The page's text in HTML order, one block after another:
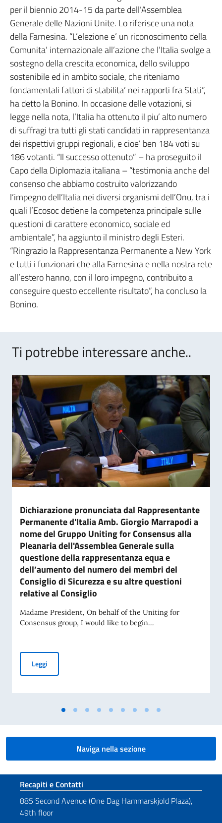
per il biennio 2014-15 da parte dell’Assemblea
Generale delle Nazioni Unite. Lo riferisce una nota
della Farnesina. “L’elezione e’ un riconoscimento della
Comunita’ internazionale all’azione che l’Italia svolge a
sostegno della crescita economica, dello sviluppo
sostenibile ed in ambito sociale, che riteniamo
fondamentali fattori di stabilita’ nei rapporti fra Stati”,
ha detto la Bonino. In occasione delle votazioni, si
legge nella nota, l’Italia ha ottenuto il piu’ alto numero
di suffragi tra tutti gli stati candidati in rappresentanza
dei rispettivi gruppi regionali, e cioe’ ben 184 voti su
186 votanti. “Il successo ottenuto” – ha proseguito il
Capo della Diplomazia italiana – “testimonia anche del
consenso che abbiamo costruito valorizzando
l’impegno dell’Italia nei diversi organismi dell’Onu, tra i
quali l’Ecosoc detiene la competenza principale sulle
questioni di carattere economico, sociale ed
ambientale”, ha aggiunto il ministro degli Esteri.
“Ringrazio la Rappresentanza Permanente a New York
e tutti i funzionari che alla Farnesina e nella nostra rete
all’estero hanno, con il loro impegno, contribuito a
conseguire questo eccellente risultato”, ha concluso la
Bonino.
Ti potrebbe interessare anche..
Dichiarazione pronunciata dal Rappresentante
Permanente d'Italia Amb. Giorgio Marrapodi a
nome del Gruppo Uniting for Consensus alla
Pleanaria dell'Assemblea Generale sulla
questione della rappresentanza equa e
dell’aumento del numero dei membri del
Consiglio di Sicurezza e su altre questioni
relative al Consiglio
Madame President, On behalf of the Uniting for
Consensus group, I would like to begin...
LeggiDichiarazione pronunciata dal Rappresentante
Naviga nella sezione
Sezione footer
Recapiti e Contatti
885 Second Avenue (One Dag Hammarskjold Plaza),
49th floor